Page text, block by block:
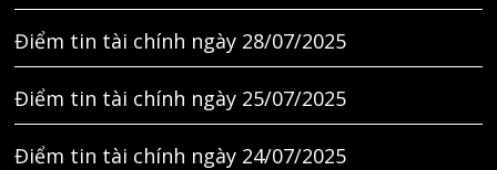
Điểm tin tài chính ngày 28/07/2025
Điểm tin tài chính ngày 25/07/2025
Điểm tin tài chính ngày 24/07/2025